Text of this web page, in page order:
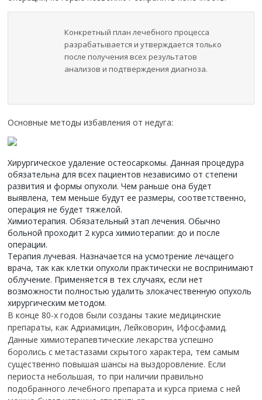
Конкретный план лечебного процесса
разрабатывается и утверждается только
после получения всех результатов
анализов и подтверждения диагноза.
Основные методы избавления от недуга:
Хирургическое удаление остеосаркомы. Данная процедура
обязательна для всех пациентов независимо от степени
развития и формы опухоли. Чем раньше она будет
выявлена, тем меньше будут ее размеры, соответственно,
операция не будет тяжелой.
Химиотерапия. Обязательный этап лечения. Обычно
больной проходит 2 курса химиотерапии: до и после
операции.
Терапия лучевая. Назначается на усмотрение лечащего
врача, так как клетки опухоли практически не воспринимают
облучение. Применяется в тех случаях, если нет
возможности полностью удалить злокачественную опухоль
хирургическим методом.
В конце 80-х годов были созданы такие медицинские
препараты, как Адриамицин, Лейковорин, Ифосфамид.
Данные химиотерапевтические лекарства успешно
боролись с метастазами скрытого характера, тем самым
существенно повышая шансы на выздоровление. Если
периоста небольшая, то при наличии правильно
подобранного лечебного препарата и курса приема с ней